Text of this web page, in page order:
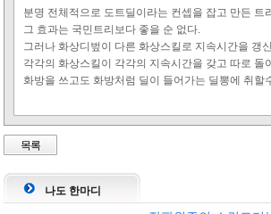
분명 전체적으로 도트딜이라는 컨셉을 잡고 만든 트
그 효과는 국민트리보다 좋을 순 없다.
그러나 화상디벞이 다른 화상스킬로 지속시간을 갱
각각의 화상스킬이 각각의 지속시간을 갖고 따로 돌
화방을 쓰고도 화방처럼 딜이 들어가는 딜뽕에 취할
목록
나도 한마디